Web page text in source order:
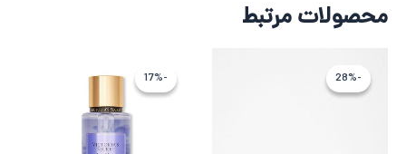
محصولات مرتبط
-28%-28%
-17%-17%